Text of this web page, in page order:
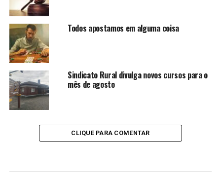
Todos apostamos em alguma coisa
Sindicato Rural divulga novos cursos para o
mês de agosto
CLIQUE PARA COMENTAR